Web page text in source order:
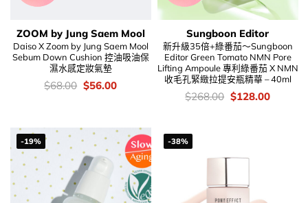
ZOOM by Jung Saem Mool
Daiso X Zoom by Jung Saem Mool
Sebum Down Cushion 控油吸油保
濕水感定妝氣墊
價
$68.00 Original
$56.00Current
Sungboon Editor
新升級35倍+綠番茄～Sungboon
Editor Green Tomato NMN Pore
Lifting Ampoule 專利綠番茄 X NMN
收毛孔緊緻拉提安瓶精華 – 40ml
價
$268.00 Original
$128.00Current
-19% -38%